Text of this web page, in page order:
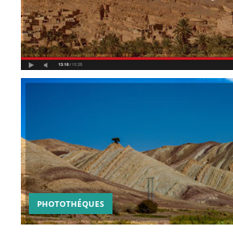
PHOTOTHÉQUES